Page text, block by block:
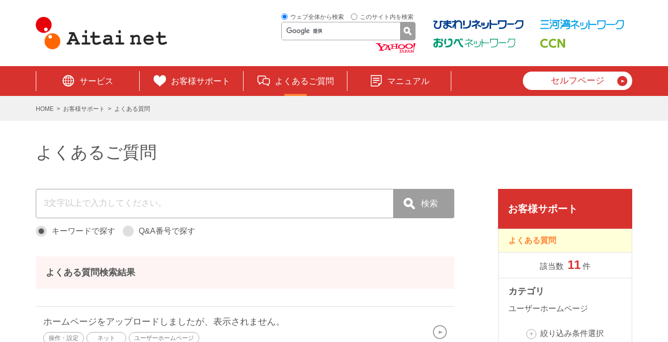
ウェブ全体から検索 このサイト内を検索
サービス お客様サポート よくあるご質問 マニュアル セルフページ
HOME お客様サポート よくある質問
よくあるご質問
キーワードで探す Q&A番号で探す
よくある質問検索結果
ホームページをアップロードしましたが、表示されません。
操作・設定 ネット ユーザーホームページ
お客様サポート
よくある質問
該当数 11 件
カテゴリ
ユーザーホームページ
絞り込み条件選択